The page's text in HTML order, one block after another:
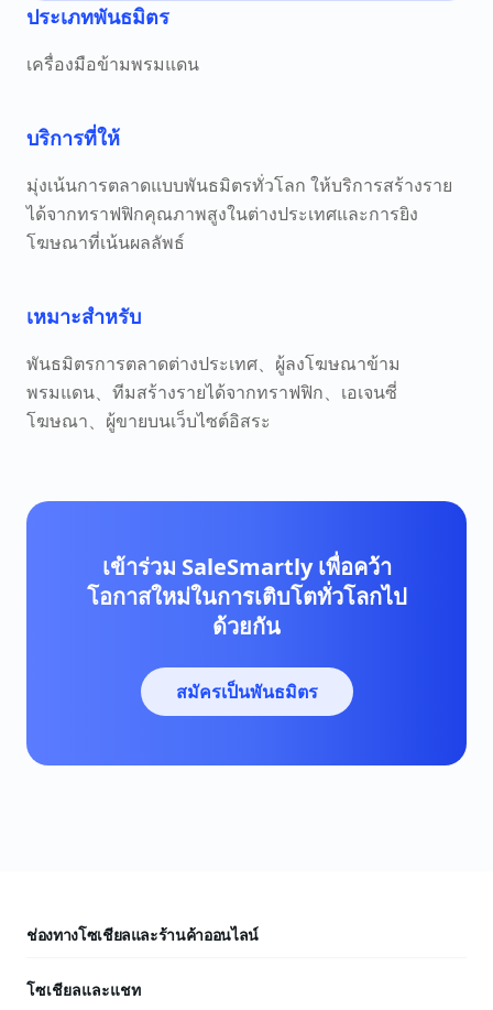
ประเภทพันธมิตร
เครื่องมือข้ามพรมแดน
บริการที่ให้
มุ่งเน้นการตลาดแบบพันธมิตรทั่วโลก ให้บริการสร้างราย
ได้จากทราฟฟิกคุณภาพสูงในต่างประเทศและการยิง
โฆษณาที่เน้นผลลัพธ์
เหมาะสำหรับ
พันธมิตรการตลาดต่างประเทศ、ผู้ลงโฆษณาข้าม
พรมแดน、ทีมสร้างรายได้จากทราฟฟิก、เอเจนซี่
โฆษณา、ผู้ขายบนเว็บไซต์อิสระ
เข้าร่วม SaleSmartly เพื่อคว้า
โอกาสใหม่ในการเติบโตทั่วโลกไป
ด้วยกัน
สมัครเป็นพันธมิตร
ช่องทางโซเชียลและร้านค้าออนไลน์
โซเชียลและแชท